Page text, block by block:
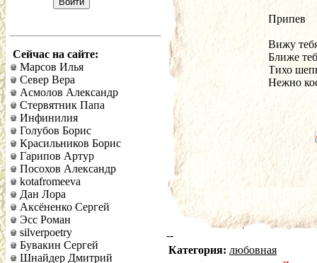
Сейчас на сайте:
Марсов Илья
Север Вера
Асмолов Александр
Стервятник Папа
Инфинилия
Голубов Борис
Красильников Борис
Гарипов Артур
Посохов Александр
kotafromeeva
Дан Лора
Аксёненко Сергей
Эсс Роман
silverpoetry
Бувакин Сергей
Шнайдер Дмитрий
Припев
Вижу
Ближе
Тихо
Нежно
--
Категория: любовная